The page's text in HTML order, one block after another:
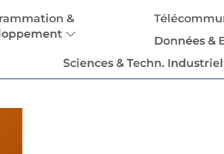
&
Données &
Sciences & Techn.